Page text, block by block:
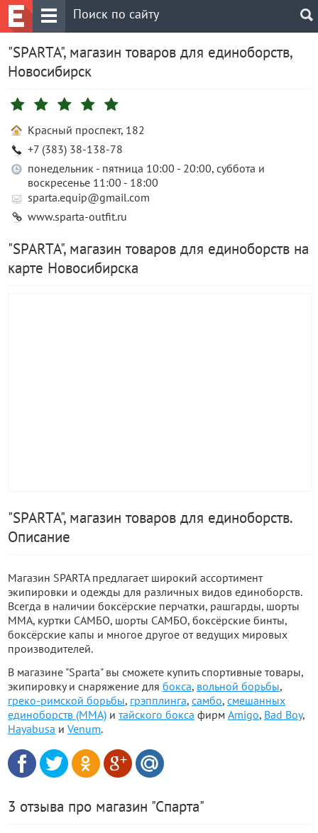
"SPARTA", магазин товаров для единоборств,
Новосибирск
Красный проспект, 182
+7 (383) 38-138-78
понедельник - пятница 10:00 - 20:00, суббота и
воскресенье 11:00 - 18:00
sparta.equip@gmail.com
www.sparta-outfit.ru
"SPARTA", магазин товаров для единоборств на
карте Новосибирска
"SPARTA", магазин товаров для единоборств.
Описание
Магазин SPARTA предлагает широкий ассортимент
экипировки и одежды для различных видов единоборств.
Всегда в наличии боксёрские перчатки, рашгарды, шорты
ММА, куртки САМБО, шорты САМБО, боксёрские бинты,
боксёрские капы и многое другое от ведущих мировых
производителей.
В магазине "Sparta" вы сможете купить спортивные товары,
экипировку и снаряжение для бокса, вольной борьбы,
греко-римской борьбы, грэпплинга, самбо, смешанных
единоборств (MMA) и тайского бокса фирм Amigo, Bad Boy,
Hayabusa и Venum.
3 отзыва про магазин "Спарта"